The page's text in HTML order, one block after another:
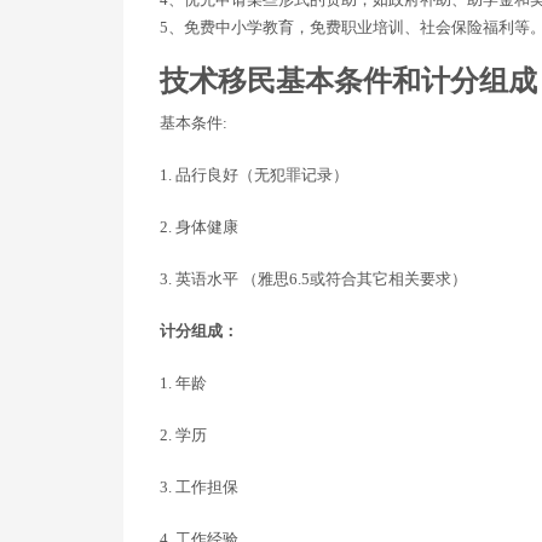
5、免费中小学教育，免费职业培训、社会保险福利等
技术移民基本条件和计分组成
基本条件:
1. 品行良好（无犯罪记录）
2. 身体健康
3. 英语水平 （雅思6.5或符合其它相关要求）
计分组成：
1. 年龄
2. 学历
3. 工作担保